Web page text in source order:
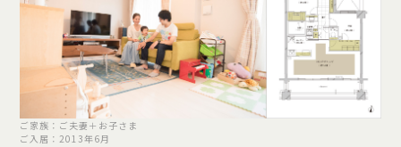
ご家族：ご夫妻＋お子さま
ご入居：2013年6月